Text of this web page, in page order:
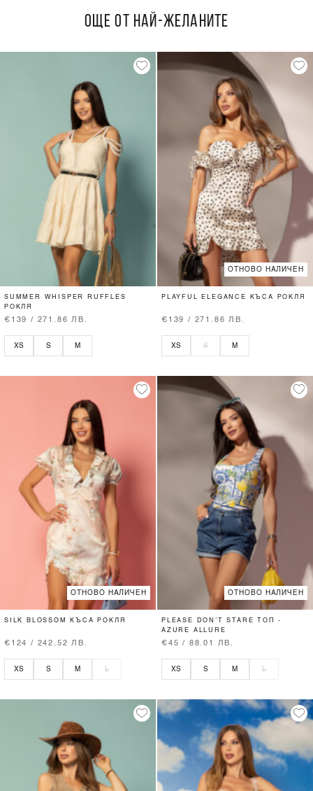
ОЩЕ ОТ НАЙ-ЖЕЛАНИТЕ
SUMMER WHISPER RUFFLES
РОКЛЯ
€139 / 271.86 ЛВ.
XS S M
ОТНОВО НАЛИЧЕН
PLAYFUL ELEGANCE КЪСА РОКЛЯ
€139 / 271.86 ЛВ.
XS S M
ОТНОВО НАЛИЧЕН
SILK BLOSSOM КЪСА РОКЛЯ
€124 / 242.52 ЛВ.
XS S M L
ОТНОВО НАЛИЧЕН
PLEASE DON’T STARE ТОП -
AZURE ALLURE
€45 / 88.01 ЛВ.
XS S M L